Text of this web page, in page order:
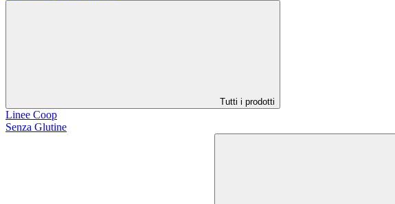
Tutti i prodotti
Linee Coop
Senza Glutine